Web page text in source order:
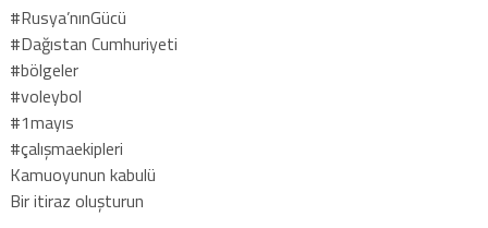
#Rusya’nınGücü
#Dağıstan Cumhuriyeti
#bölgeler
#voleybol
#1mayıs
#çalışmaekipleri
Kamuoyunun kabulü
Bir itiraz oluşturun